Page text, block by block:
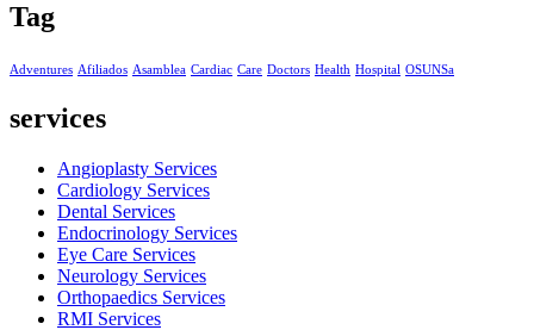
Tag
Adventures Afiliados Asamblea Cardiac Care Doctors Health Hospital OSUNSa
services
Angioplasty Services
Cardiology Services
Dental Services
Endocrinology Services
Eye Care Services
Neurology Services
Orthopaedics Services
RMI Services